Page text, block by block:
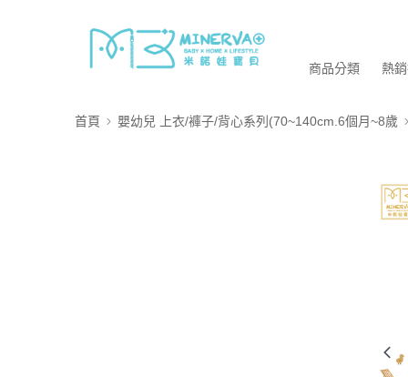
商品分類 熱
首頁 嬰幼兒 上衣/褲子/背心系列(70~140cm.6個月~8歲